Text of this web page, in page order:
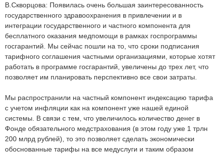
В.Скворцова: Появилась очень большая заинтересованность
государственного здравоохранения в привлечении и в
интеграции государственного и частного компонента для
бесплатного оказания медпомощи в рамках госпрограммы
госгарантий. Мы сейчас пошли на то, что сроки подписания
тарифного соглашения частными организациями, которые хотят
работать в программе госгарантий, увеличены до трех лет, что
позволяет им планировать перспективно все свои затраты.
Мы распространили на частный компонент индексацию тарифа
с учетом инфляции как на компонент уже нашей единой
системы. В связи с тем, что увеличилось количество денег в
Фонде обязательного медстрахования (в этом году уже 1 трлн
200 млрд рублей), то это позволяет сделать экономически
обоснованные тарифы на все медуслуги и таким образом